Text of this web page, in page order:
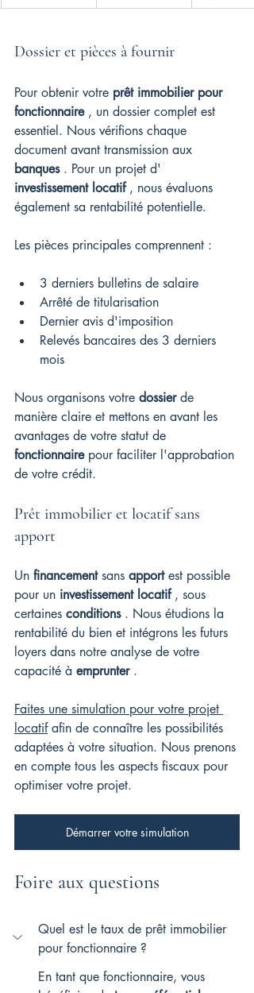
Dossier et pièces à fournir
Pour obtenir votre prêt immobilier pour
fonctionnaire , un dossier complet est
essentiel. Nous vérifions chaque
document avant transmission aux
banques . Pour un projet d'
investissement locatif , nous évaluons
également sa rentabilité potentielle.
Les pièces principales comprennent :
3 derniers bulletins de salaire
Arrêté de titularisation
Dernier avis d'imposition
Relevés bancaires des 3 derniers
mois
Nous organisons votre dossier de
manière claire et mettons en avant les
avantages de votre statut de
fonctionnaire pour faciliter l'approbation
de votre crédit.
Prêt immobilier et locatif sans
apport
Un financement sans apport est possible
pour un investissement locatif , sous
certaines conditions . Nous étudions la
rentabilité du bien et intégrons les futurs
loyers dans notre analyse de votre
capacité à emprunter .
Faites une simulation pour votre projet
locatif afin de connaître les possibilités
adaptées à votre situation. Nous prenons
en compte tous les aspects fiscaux pour
optimiser votre projet.
Démarrer votre simulation
Foire aux questions
Quel est le taux de prêt immobilier
pour fonctionnaire ?
En tant que fonctionnaire, vous